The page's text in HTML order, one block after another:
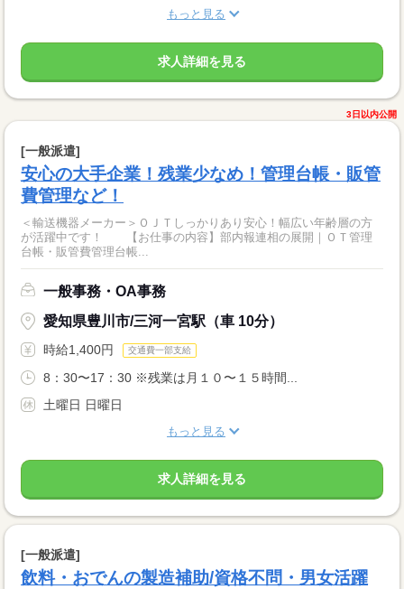
もっと見る
求人詳細を見る
3日以内公開
[一般派遣]
安心の大手企業！残業少なめ！管理台帳・販管
費管理など！
＜輸送機器メーカー＞ＯＪＴしっかりあり安心！幅広い年齢層の方
が活躍中です！ 【お仕事の内容】部内報連相の展開｜ＯＴ管理
台帳・販管費管理台帳...
一般事務・OA事務
愛知県豊川市/三河一宮駅（車 10分）
時給1,400円 交通費一部支給
8：30〜17：30 ※残業は月１０〜１５時間...
土曜日 日曜日
もっと見る
求人詳細を見る
[一般派遣]
飲料・おでんの製造補助/資格不問・男女活躍